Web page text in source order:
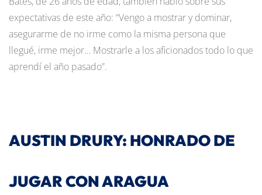
expectativas de este año: “Vengo a mostrar y dominar,
asegurarme de no irme como la misma persona que
llegué, irme mejor… Mostrarle a los aficionados todo lo que
aprendí el año pasado”.
AUSTIN DRURY: HONRADO DE
JUGAR CON ARAGUA